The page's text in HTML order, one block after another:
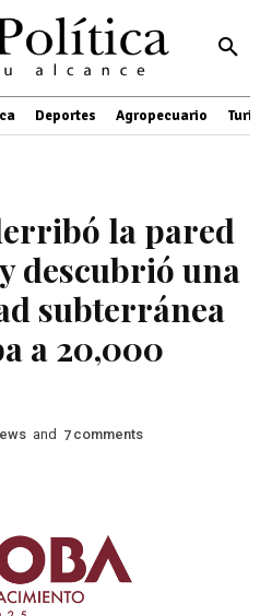
Deportes Agropecuario
la pared
descubrió una
subterránea
a 20,000
and 7 comments